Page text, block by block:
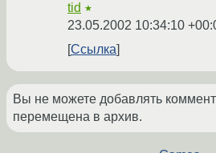
tid ★
23.05.2002 10:34:10
Ссылка
Вы не можете добавлять
перемещена в архив.